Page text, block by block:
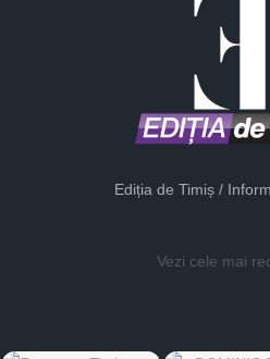
Ediția de Timiș /
Vezi cele mai